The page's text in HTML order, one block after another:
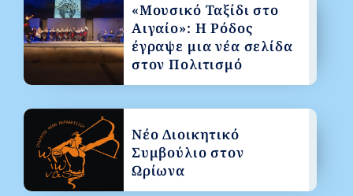
«Μουσικό Ταξίδι στο
Αιγαίο»: Η Ρόδος
έγραψε μια νέα σελίδα
στον Πολιτισμό
Νέο Διοικητικό
Συμβούλιο στον
Ωρίωνα